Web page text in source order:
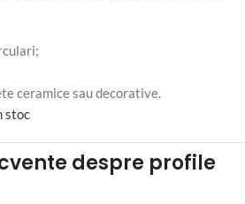
ceramice sau decorative.
stoc
despre profile